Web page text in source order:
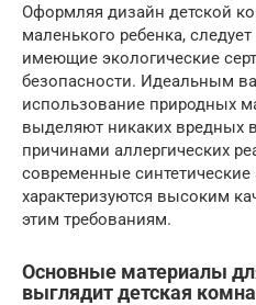
Оформляя дизайн детской
маленького ребенка,
имеющие экологические
безопасности. Идеальным
использование природных
выделяют никаких вредных
причинами аллергических
современные синтетические
характеризуются высоким
этим требованиям.
Основные материалы
выглядит детская